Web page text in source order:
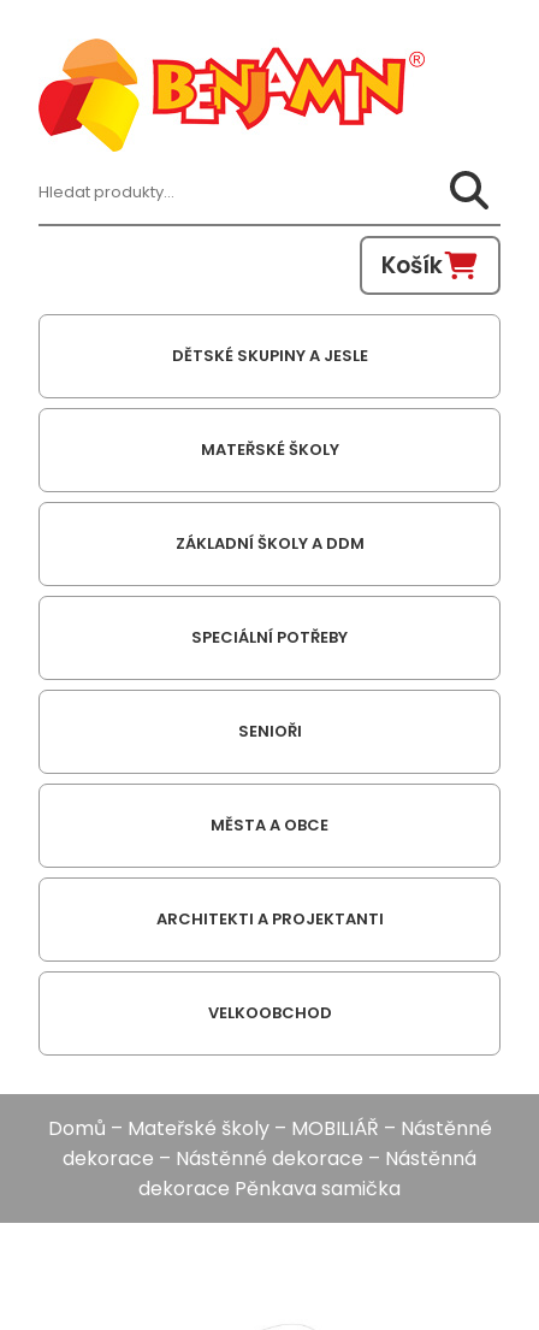
Hledat:
Košík
DĚTSKÉ SKUPINY A JESLE
MATEŘSKÉ ŠKOLY
ZÁKLADNÍ ŠKOLY A DDM
SPECIÁLNÍ POTŘEBY
SENIOŘI
MĚSTA A OBCE
ARCHITEKTI A PROJEKTANTI
VELKOOBCHOD
Domů – Mateřské školy– MOBILIÁŘ – Nástěnné
dekorace – Nástěnné dekorace – Nástěnná
dekorace Pěnkava samička